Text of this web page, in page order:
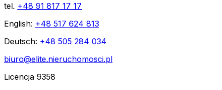
tel. +48 91 817 17 17
English: +48 517 624 813
Deutsch: +48 505 284 034
biuro@elite.nieruchomosci.pl
Licencja 9358